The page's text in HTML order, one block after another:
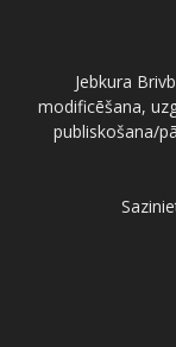
Jebkura
modificēšana,
publiskošana/